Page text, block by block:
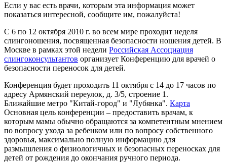
Если у вас есть врачи, которым эта информация может
показаться интересной, сообщите им, пожалуйста!
С 6 по 12 октября 2010 г. во всем мире проходит неделя
слингоношения, посвященная безопасности ношения детей. В
Москве в рамках этой недели Российская Ассоциация
слингоконсультантов организует Конференцию для врачей о
безопасности переносок для детей.
Конференция будет проходить 11 октября с 14 до 17 часов по
адресу Армянский переулок, д. 3/5, строение 1.
Ближайшие метро "Китай-город" и "Лубянка". Карта
Основная цель конференции – предоставить врачам, к
которым мамы обычно обращаются за компетентным мнением
по вопросу ухода за ребенком или по вопросу собственного
здоровья, максимально полную информацию для
размышления о физиологичных и безопасных переносках для
детей от рождения до окончания ручного периода.